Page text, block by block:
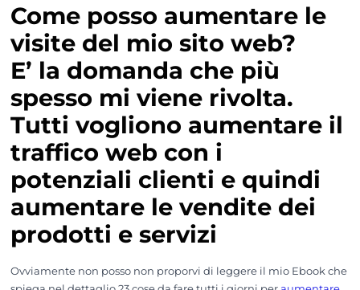
Come posso aumentare le
visite del mio sito web?
E’ la domanda che più
spesso mi viene rivolta.
Tutti vogliono aumentare il
traffico web con i
potenziali clienti e quindi
aumentare le vendite dei
prodotti e servizi
Ovviamente non posso non proporvi di leggere il mio Ebook che